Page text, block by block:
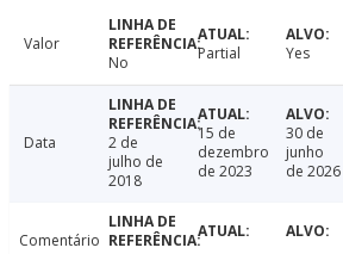
Valor
No
Partial Yes
Data
2 de
julho de
2018
15 de
dezembro
de 2023
30 de
junho
de 2026
Comentário